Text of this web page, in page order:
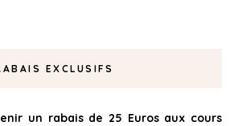
EXCLUSIFS
un rabais de 25 Euros aux cours